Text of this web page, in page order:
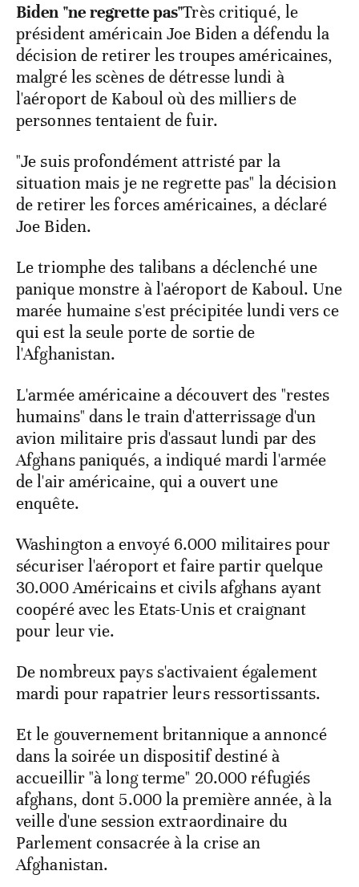
Biden "ne regrette pas"Très critiqué, le
président américain Joe Biden a défendu la
décision de retirer les troupes américaines,
malgré les scènes de détresse lundi à
l'aéroport de Kaboul où des milliers de
personnes tentaient de fuir.
"Je suis profondément attristé par la
situation mais je ne regrette pas" la décision
de retirer les forces américaines, a déclaré
Joe Biden.
Le triomphe des talibans a déclenché une
panique monstre à l'aéroport de Kaboul. Une
marée humaine s'est précipitée lundi vers ce
qui est la seule porte de sortie de
l'Afghanistan.
L'armée américaine a découvert des "restes
humains" dans le train d'atterrissage d'un
avion militaire pris d'assaut lundi par des
Afghans paniqués, a indiqué mardi l'armée
de l'air américaine, qui a ouvert une
enquête.
Washington a envoyé 6.000 militaires pour
sécuriser l'aéroport et faire partir quelque
30.000 Américains et civils afghans ayant
coopéré avec les Etats-Unis et craignant
pour leur vie.
De nombreux pays s'activaient également
mardi pour rapatrier leurs ressortissants.
Et le gouvernement britannique a annoncé
dans la soirée un dispositif destiné à
accueillir "à long terme" 20.000 réfugiés
afghans, dont 5.000 la première année, à la
veille d'une session extraordinaire du
Parlement consacrée à la crise an
Afghanistan.